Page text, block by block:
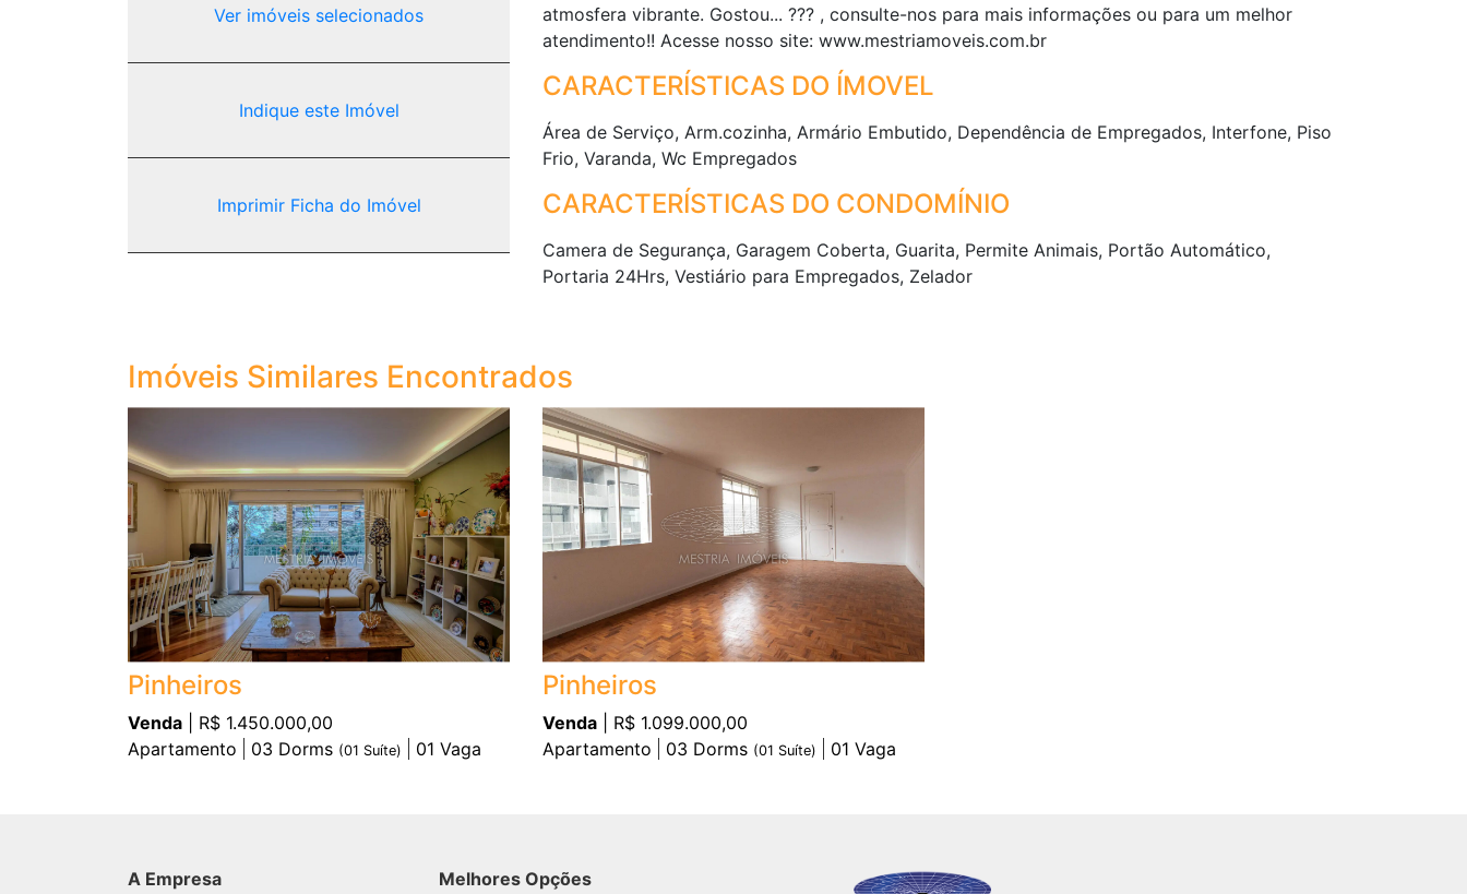
Ver imóveis selecionados
Indique este Imóvel
Imprimir Ficha do Imóvel
atmosfera vibrante. Gostou... ??? , consulte-nos para mais informações ou para um melhor
atendimento!! Acesse nosso site: www.mestriamoveis.com.br
CARACTERÍSTICAS DO ÍMOVEL
Área de Serviço, Arm.cozinha, Armário Embutido, Dependência de Empregados, Interfone, Piso
Frio, Varanda, Wc Empregados
CARACTERÍSTICAS DO CONDOMÍNIO
Camera de Segurança, Garagem Coberta, Guarita, Permite Animais, Portão Automático,
Portaria 24Hrs, Vestiário para Empregados, Zelador
Imóveis Similares Encontrados
Pinheiros
Venda | R$ 1.450.000,00
Apartamento
03 Dorms (01 Suíte) 01 Vaga
Pinheiros
Venda | R$ 1.099.000,00
Apartamento
03 Dorms (01 Suíte) 01 Vaga
A Empresa Melhores Opções